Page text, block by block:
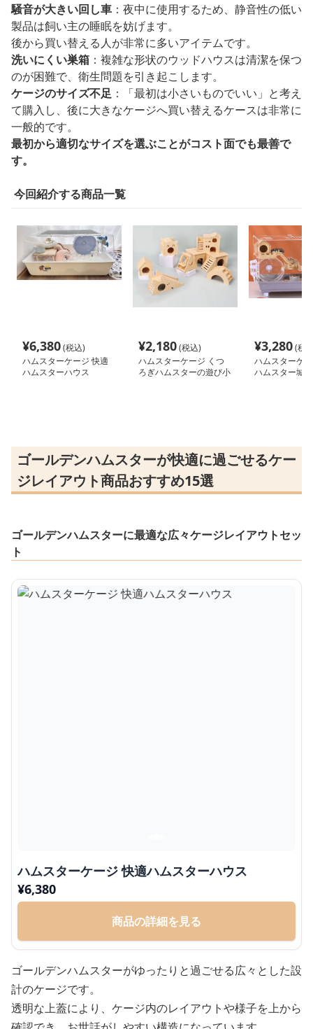
騒音が大きい回し車 ：夜中に使用するため、静音性の低い
製品は飼い主の睡眠を妨げます。
後から買い替える人が非常に多いアイテムです。
洗いにくい巣箱 ：複雑な形状のウッドハウスは清潔を保つ
のが困難で、衛生問題を引き起こします。
ケージのサイズ不足 ：「最初は小さいものでいい」と考え
て購入し、後に大きなケージへ買い替えるケースは非常に
一般的です。
最初から適切なサイズを選ぶことがコスト面でも最善で
す。
今回紹介する商品一覧
¥6,380(税込)
ハムスターケージ 快適
ハムスターハウス
¥2,180(税込)
ハムスターケージ くつ
ろぎハムスターの遊び小
¥3,280(税
ハムスターケ
ハムスター城
ゴールデンハムスターが快適に過ごせるケー
ジレイアウト商品おすすめ15選
ゴールデンハムスターに最適な広々ケージレイアウトセッ
ト
ハムスターケージ 快適ハムスターハウス
¥6,380
商品の詳細を見る
ゴールデンハムスターがゆったりと過ごせる広々とした設
計のケージです。
透明な上蓋により、ケージ内のレイアウトや様子を上から